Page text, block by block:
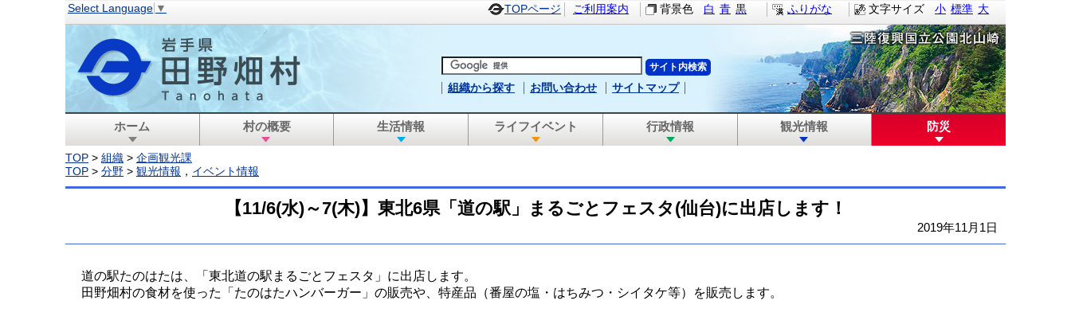
文字サイズ 小 標準 大
Select Language ▼ TOPページ ご利用案内 背景色 白 青 黒 ふりがな
組織から探す お問い合わせ サイトマップ
ホーム 村の概要 生活情報 ライフイベント 行政情報 観光情報 防災
TOP > 組織 > 企画観光課
TOP > 分野 > 観光情報 ， イベント情報
【11/6(水)～7(木)】東北6県「道の駅」まるごとフェスタ(仙台)に出店します！
2019年11月1日
道の駅たのはたは、「東北道の駅まるごとフェスタ」に出店します。
田野畑村の食材を使った「たのはたハンバーガー」の販売や、特産品（番屋の塩・はちみつ・シイタケ等）を販売します。